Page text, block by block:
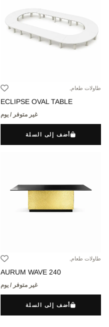
طاولات طعام,
ECLIPSE OVAL TABLE
غير متوفر / يوم
أضف إلى السلة
طاولات طعام,
AURUM WAVE 240
غير متوفر / يوم
أضف إلى السلة